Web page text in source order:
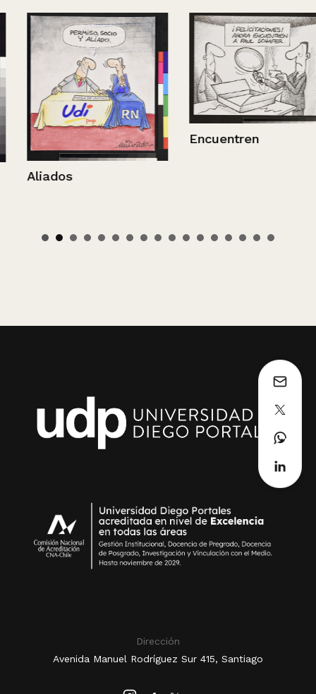
Aliados
Encuentren
Dirección
Avenida Manuel Rodríguez Sur 415, Santiago